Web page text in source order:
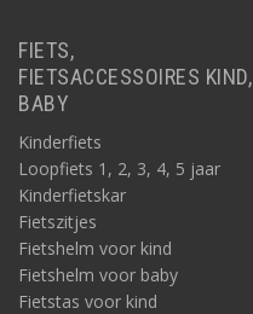
FIETS,
FIETSACCESSOIRES KIND,
BABY
Kinderfiets
Loopfiets 1, 2, 3, 4, 5 jaar
Kinderfietskar
Fietszitjes
Fietshelm voor kind
Fietshelm voor baby
Fietstas voor kind